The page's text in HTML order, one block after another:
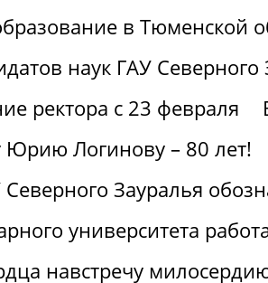
в Тюменской
наук ГАУ
ректора с 23 февраля
Юрию Логинову – 80 лет!
Зауралья
университета
навстречу